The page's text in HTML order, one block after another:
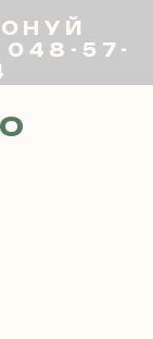
57-